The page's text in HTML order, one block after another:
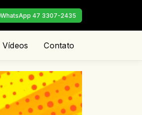
WhatsApp 47 3307-2435
Vídeos Contato